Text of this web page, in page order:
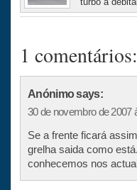
1 comentários:
Anónimo says:
30 de novembro de 2007
Se a frente ficará
grelha saida como
conhecemos nos